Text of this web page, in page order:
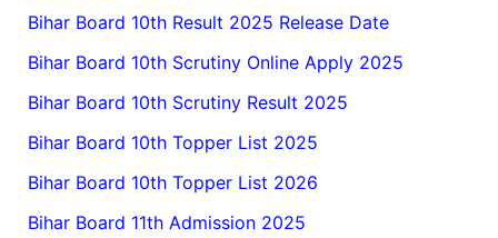
Bihar Board 10th Result 2025 Release Date
Bihar Board 10th Scrutiny Online Apply 2025
Bihar Board 10th Scrutiny Result 2025
Bihar Board 10th Topper List 2025
Bihar Board 10th Topper List 2026
Bihar Board 11th Admission 2025